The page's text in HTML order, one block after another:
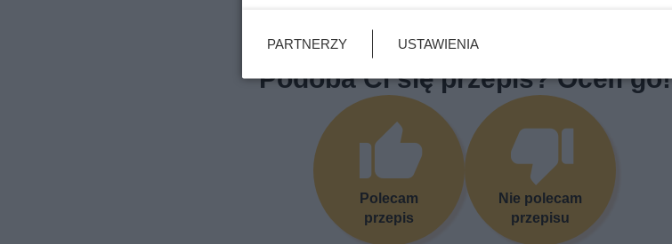
Podoba Ci się przepis? Oceń go!
Polecam
przepis
Nie polecam
przepisu
PARTNERZY USTAWIENIA